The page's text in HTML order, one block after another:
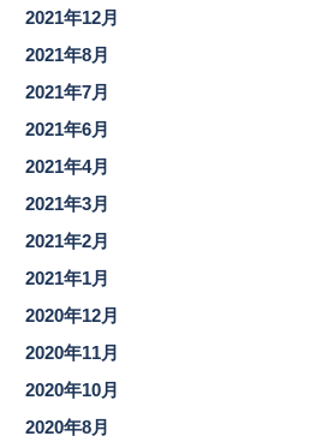
2021年12月
2021年8月
2021年7月
2021年6月
2021年4月
2021年3月
2021年2月
2021年1月
2020年12月
2020年11月
2020年10月
2020年8月